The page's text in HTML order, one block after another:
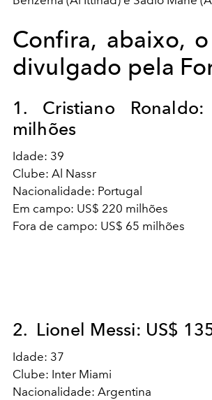
Confira, abaixo,
divulgado pela
1. Cristiano
milhões
Idade: 39
Clube: Al Nassr
Nacionalidade: Portugal
Em campo: US$ 220 milhões
Fora de campo: US$ 65 milhões
2. Lionel Messi: US$
Idade: 37
Clube: Inter Miami
Nacionalidade: Argentina